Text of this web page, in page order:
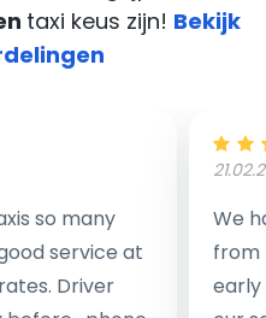
taxi keus zijn! Bekijk
so many
service at
Driver
We
from
early